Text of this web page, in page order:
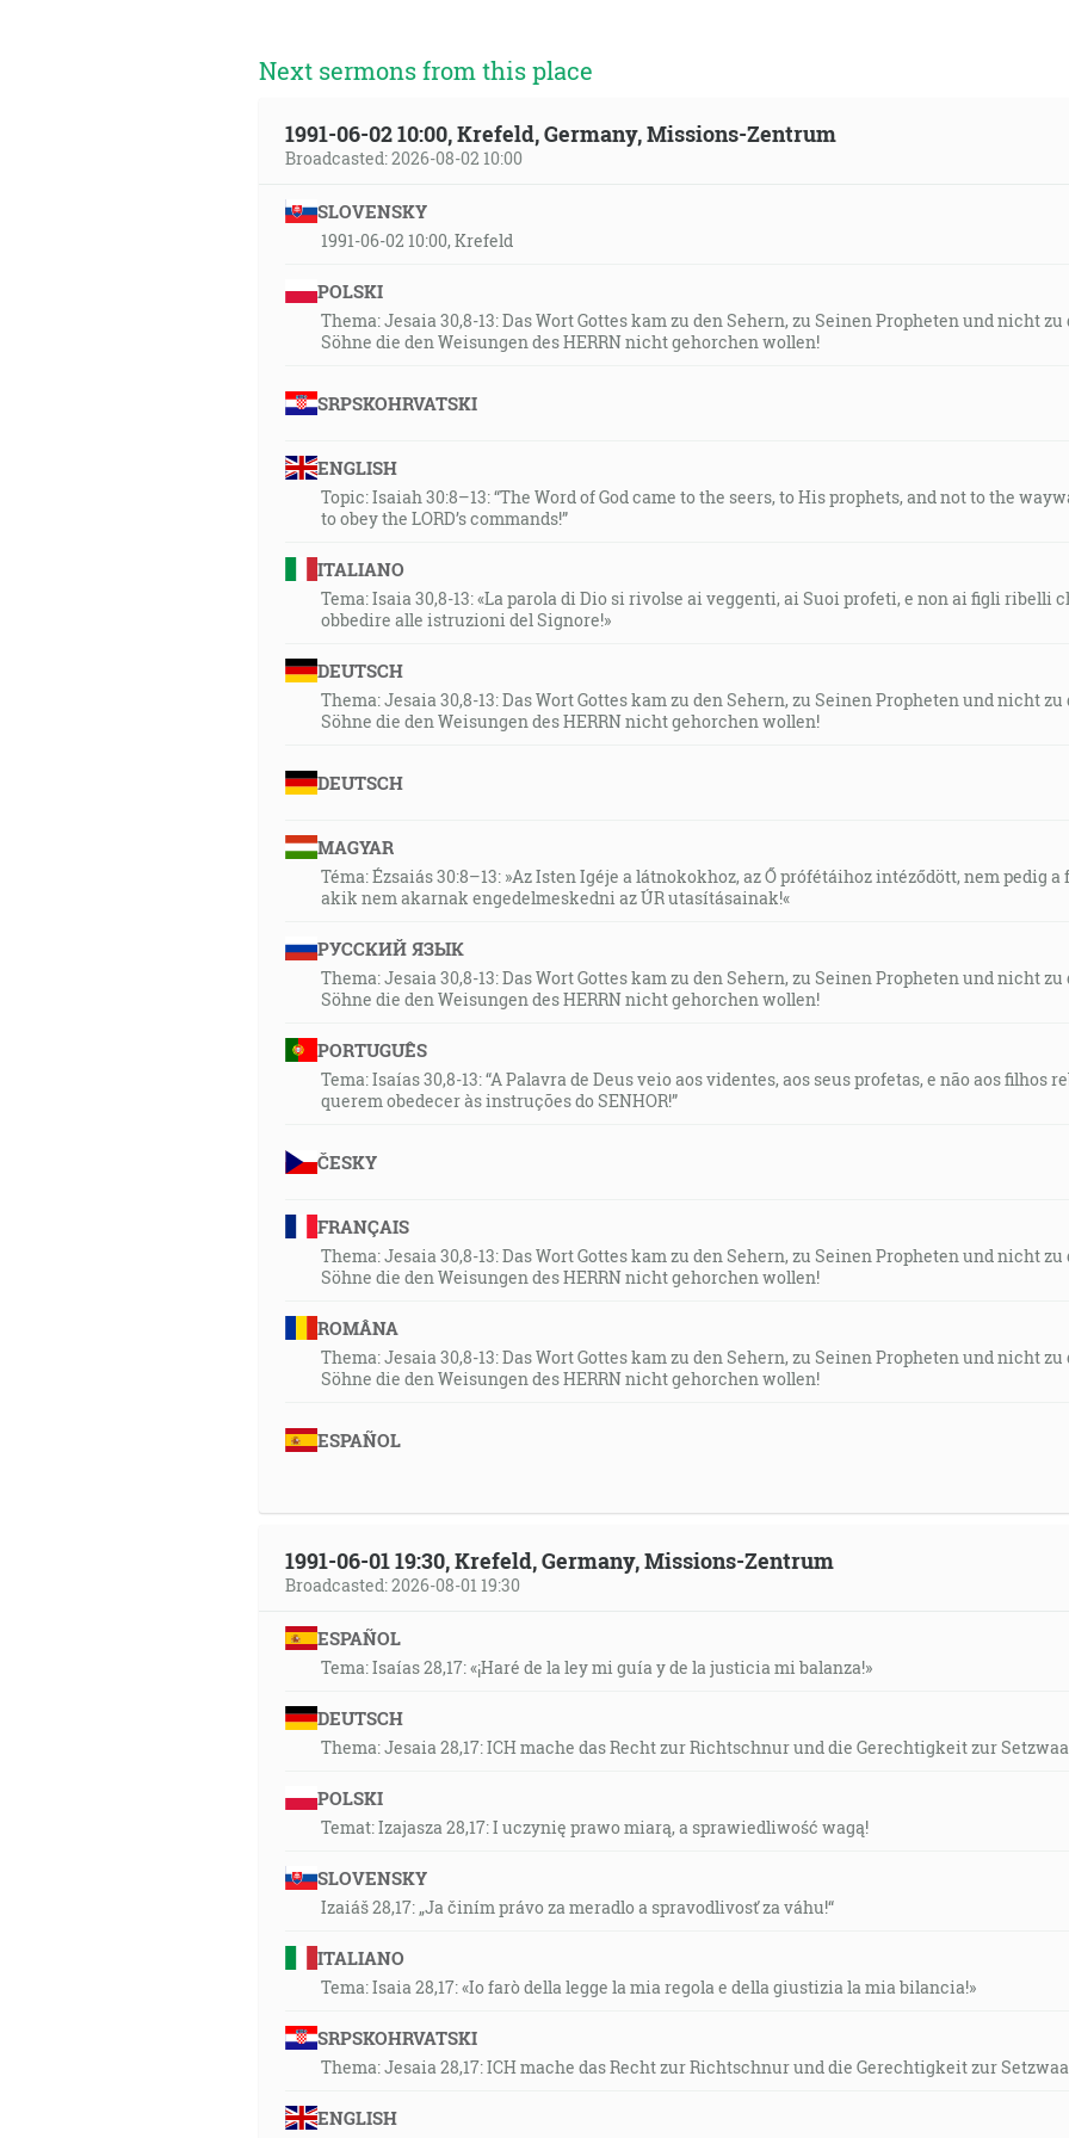
22:18
ktorí ho počuli, pri čom spolu svedčil Bôh znameniami a zázrakmi a rôznymi mocami a
23:31
Pozdvihnite prápor proti múrom Babylona, zosilnite stráž, postavte strážnych, pripravte
prišiel tvoj koniec, miera tvojho lakomstva! Hospodin Zástupov prisahal na svoju dušu:
A prišiel jeden zo siedmich anjelov, ktorí to mali tých sedem čiaš, a prehovoril so mnou
A žena bola odiata purpurom a šarlátom a bola pokrytá zlatom a ozdobená drahým
mala zlatý pohár, plný ohavností a nečistoty svojho smilstva … A povedal mi: Vody, ktoré
ľudia, zástupy, národy a jazyky. [Zj 17:1, 4, 15]
27:14
A stalo sa po siedmich dňoch, že stalo sa slovo Hospodinovo ku mne povediac:
17]
28:35
Ameň, ameň vám hovorím, že ten, kto verí vo mňa, skutky, ktoré ja činím, bude aj on
činiť, lebo ja idem k svojmu Otcovi. [Jn 14:12]
30:37
Ale Ježiš mu povedal: Ach, to ak môžeš! Všetko je možné veriacemu! [Mk 9:23]
30:39
Na to jej riekol Ježiš: Či som ti nepovedal, že ak budeš veriť, uvidíš slávu Božiu? [Jn 11:40]
Tak hovoril Mojžiš synom Izraelovým, a dali k nemu všetky ich kniežatá svoje palice,
podľa domu svojich otcov, dvanásť palíc, a palica Áronova bola medzi ich palicami. A
vzpučala, za dom Léviho, a vydajúc puky zakvitla a vydala zrelé mandle. [4M 17:6-8]
… a nedomnievajte sa, že môžete v sebe hovoriť: Veď otca máme Abraháma! Lebo vám
kameňov vzbudiť Abrahámovi deti. [Mt 3:9]
Dal si im aj chlieb z neba v ich hlade a vyviedol si im vody zo skaly v ich smäde a riekol
32:09
A volali jeden druhému a hovorili: Svätý, svätý, svätý Hospodin Zástupov, celá zem je plná
zdokonaľovanie svätých ku dielu služby, na budovanie tela Kristovho … [Ef 4:11-12]
A síce jedných postavil Bôh v cirkvi, a to ponajprv apoštolov, po druhé prorokov, po
potom milosti dary uzdravovania, ujímania sa potrebných, správy, druhy jazykov. [1Kor
34:12
Na tvojich múroch, Jeruzaleme, ustanovím strážcov, ktorí po celý deň a po celú noc
pripomínate Hospodina, nemajte pokoja! Ale nedajte ani jemu pokoja, dokiaľ pevne
chválou na zemi! [Iz 62:6-7]
34:29
Hľa, ja vám pošlem proroka Eliáša, prv ako prijde deň Hospodinov, veľký a strašný. [Mal
34:29
Strážca povedal: Ide ráno, ale prijde zase aj noc. Jestli sa chcete pýtať, pýtajte sa;
34:39
Next sermons from this place
1991-06-02 10:00, Krefeld, Germany, Missions-Zentrum
Broadcasted: 2026-08-02 10:00
SLOVENSKY
1991-06-02 10:00, Krefeld
POLSKI
Thema: Jesaia 30,8-13: Das Wort Gottes kam zu den Sehern, zu Seinen Propheten und nicht
Söhne die den Weisungen des HERRN nicht gehorchen wollen!
SRPSKOHRVATSKI
ENGLISH
Topic: Isaiah 30:8–13: “The Word of God came to the seers, to His prophets, and not to the
to obey the LORD’s commands!”
ITALIANO
Tema: Isaia 30,8-13: «La parola di Dio si rivolse ai veggenti, ai Suoi profeti, e non ai figli ribelli
obbedire alle istruzioni del Signore!»
DEUTSCH
Thema: Jesaia 30,8-13: Das Wort Gottes kam zu den Sehern, zu Seinen Propheten und nicht
Söhne die den Weisungen des HERRN nicht gehorchen wollen!
DEUTSCH
MAGYAR
Téma: Ézsaiás 30:8–13: »Az Isten Igéje a látnokokhoz, az Ő prófétáihoz intéződött, nem pedig
akik nem akarnak engedelmeskedni az ÚR utasításainak!«
РУССКИЙ ЯЗЫК
Thema: Jesaia 30,8-13: Das Wort Gottes kam zu den Sehern, zu Seinen Propheten und nicht
Söhne die den Weisungen des HERRN nicht gehorchen wollen!
PORTUGUÊS
Tema: Isaías 30,8-13: “A Palavra de Deus veio aos videntes, aos seus profetas, e não aos filhos
querem obedecer às instruções do SENHOR!”
ČESKY
FRANÇAIS
Thema: Jesaia 30,8-13: Das Wort Gottes kam zu den Sehern, zu Seinen Propheten und nicht
Söhne die den Weisungen des HERRN nicht gehorchen wollen!
ROMÂNA
Thema: Jesaia 30,8-13: Das Wort Gottes kam zu den Sehern, zu Seinen Propheten und nicht
Söhne die den Weisungen des HERRN nicht gehorchen wollen!
ESPAÑOL
1991-06-01 19:30, Krefeld, Germany, Missions-Zentrum
Broadcasted: 2026-08-01 19:30
ESPAÑOL
Tema: Isaías 28,17: «¡Haré de la ley mi guía y de la justicia mi balanza!»
DEUTSCH
Thema: Jesaia 28,17: ICH mache das Recht zur Richtschnur und die Gerechtigkeit zur
POLSKI
Temat: Izajasza 28,17: I uczynię prawo miarą, a sprawiedliwość wagą!
SLOVENSKY
Izaiáš 28,17: „Ja činím právo za meradlo a spravodlivosť za váhu!“
ITALIANO
Tema: Isaia 28,17: «Io farò della legge la mia regola e della giustizia la mia bilancia!»
SRPSKOHRVATSKI
Thema: Jesaia 28,17: ICH mache das Recht zur Richtschnur und die Gerechtigkeit zur
ENGLISH